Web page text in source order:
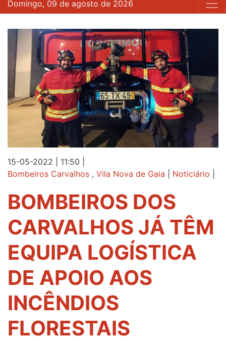
Domingo, 09 de agosto de 2026
15-05-2022 | 11:50
Bombeiros Carvalhos , Vila Nova de Gaia Noticiário
BOMBEIROS DOS
CARVALHOS JÁ TÊM
EQUIPA LOGÍSTICA
DE APOIO AOS
INCÊNDIOS
FLORESTAIS